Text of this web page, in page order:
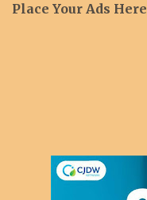
Place Your Ads Here